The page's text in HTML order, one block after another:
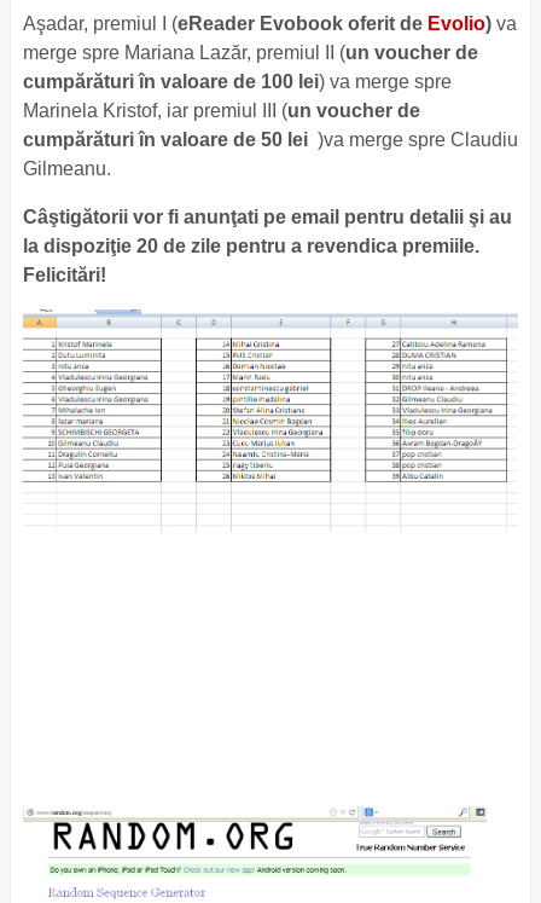
Aşadar, premiul I (eReader Evobook oferit de Evolio) va
merge spre Mariana Lazăr, premiul II (un voucher de
cumpărături în valoare de 100 lei) va merge spre
Marinela Kristof, iar premiul III (un voucher de
cumpărături în valoare de 50 lei )va merge spre Claudiu
Gilmeanu.
Câştigătorii vor fi anunţati pe email pentru detalii şi au
la dispoziţie 20 de zile pentru a revendica premiile.
Felicitări!